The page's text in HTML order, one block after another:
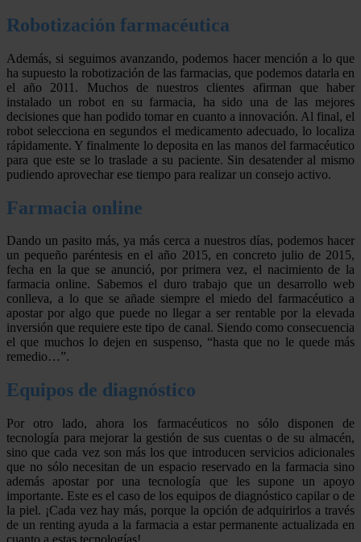
Robotización farmacéutica
Además, si seguimos avanzando, podemos hacer mención a lo que
ha supuesto la robotización de las farmacias, que podemos datarla en
el año 2011. Muchos de nuestros clientes afirman que haber
instalado un robot en su farmacia, ha sido una de las mejores
decisiones que han podido tomar en cuanto a innovación. Al final, el
robot selecciona en segundos el medicamento adecuado, lo localiza
rápidamente. Y finalmente lo deposita en las manos del farmacéutico
para que este se lo traslade a su paciente. Sin desatender al mismo
pudiendo aprovechar ese tiempo para realizar un consejo activo.
Farmacia online
Dando un pasito más, ya más cerca a nuestros días, podemos hacer
un pequeño paréntesis en el año 2015, en concreto julio de 2015,
fecha en la que se anunció, por primera vez, el nacimiento de la
farmacia online. Sabemos el duro trabajo que un desarrollo web
conlleva, a lo que se añade siempre el miedo del farmacéutico a
apostar por algo que puede no llegar a ser rentable por la elevada
inversión que requiere este tipo de canal. Siendo como consecuencia
el que muchos lo dejen en suspenso, “hasta que no le quede más
remedio…”.
Equipos de diagnóstico
Por otro lado, ahora los farmacéuticos no sólo disponen de
tecnología para mejorar la gestión de sus cuentas o de su almacén,
sino que cada vez son más los que introducen servicios adicionales
que no sólo necesitan de un espacio reservado en la farmacia sino
además apostar por una tecnología que les supone un apoyo
importante. Este es el caso de los equipos de diagnóstico capilar o de
la piel. ¡Cada vez hay más, porque la opción de adquirirlos a través
de un renting ayuda a la farmacia a estar permanente actualizada en
cuanto a estas tecnologías!